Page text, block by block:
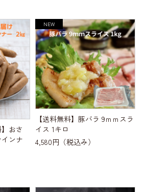
おさ
ンナ
【送料無料】豚バラ 9ｍｍスラ
イス 1キロ
4,580円 （税込み）